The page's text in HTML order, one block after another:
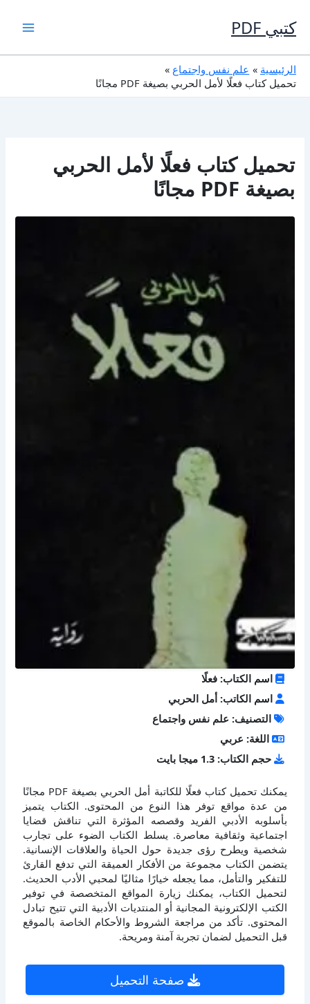
إلى
المحتوى
كتبي PDF
الرئيسية
علم نفس واجتماع
تحميل كتاب فعلًا لأمل الحربي بصيغة PDF مجانًا
تحميل كتاب فعلًا لأمل الحربي
بصيغة PDF مجانًا
اسم الكتاب: فعلًا
اسم الكاتب: أمل الحربي
التصنيف: علم نفس واجتماع
اللغة: عربي
حجم الكتاب: 1.3 ميجا بايت
يمكنك تحميل كتاب فعلًا للكاتبة أمل الحربي بصيغة PDF مجانًا
من عدة مواقع توفر هذا النوع من المحتوى. الكتاب يتميز
بأسلوبه الأدبي الفريد وقصصه المؤثرة التي تناقش قضايا
اجتماعية وثقافية معاصرة. يسلط الكتاب الضوء على تجارب
شخصية ويطرح رؤى جديدة حول الحياة والعلاقات الإنسانية.
يتضمن الكتاب مجموعة من الأفكار العميقة التي تدفع القارئ
للتفكير والتأمل، مما يجعله خيارًا مثاليًا لمحبي الأدب الحديث.
لتحميل الكتاب، يمكنك زيارة المواقع المتخصصة في توفير
الكتب الإلكترونية المجانية أو المنتديات الأدبية التي تتيح تبادل
المحتوى. تأكد من مراجعة الشروط والأحكام الخاصة بالموقع
قبل التحميل لضمان تجربة آمنة ومريحة.
صفحة التحميل